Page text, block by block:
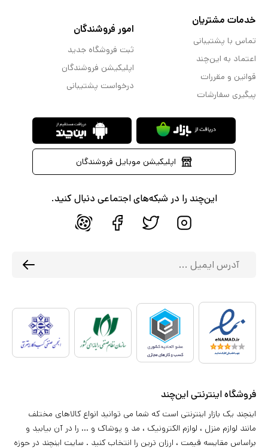
خدمات مشتریان
تماس با پشتیبانی
اعتماد به این‌چند
قوانین و مقررات
پیگیری سفارشات
امور فروشندگان
ثبت فروشگاه جدید
اپلیکیشن فروشندگان
درخواست پشتیبانی
اپلیکیشن موبایل فروشندگان
این‌چند را در شبکه‌های اجتماعی دنبال کنید.
فروشگاه اینترنتی این‌چند
اینچند یک بازار اینترنتی است که شما می توانید انواع کالاهای مختلف
مانند لوازم منزل ، لوازم الکترونیک ، مد و پوشاک و ... را در آن بیابید و
براساس مقایسه قیمت ، ارزان ترین را انتخاب کنید . سایت اینچند در حوزه